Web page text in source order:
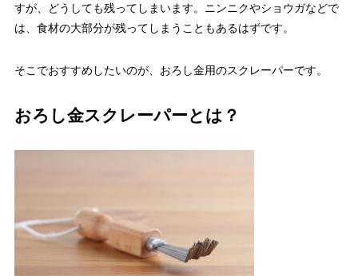
すが、どうしても残ってしまいます。ニンニクやショウガなどで
は、食材の大部分が残ってしまうこともあるはずです。
そこでおすすめしたいのが、おろし金用のスクレーパーです。
おろし金スクレーパーとは？